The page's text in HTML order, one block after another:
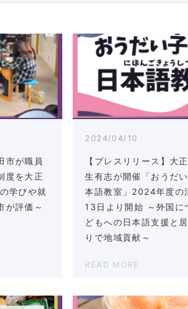
市が職員
度を大正
学びや就
が評価～
2024/04/10
【プレスリリース】大
生有志が開催「おうだ
本語教室」2024年度の
13日より開始 ～外国に
どもへの日本語支援と
りで地域貢献～
READ MORE